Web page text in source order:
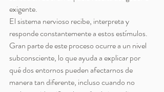
exigente.
El sistema nervioso recibe, interpreta y
responde constantemente a estos estímulos.
Gran parte de este proceso ocurre a un nivel
subconsciente, lo que ayuda a explicar por
qué dos entornos pueden afectarnos de
manera tan diferente, incluso cuando no